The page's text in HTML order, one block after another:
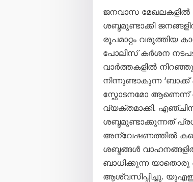
ജനവാസ മേഖലകളിൽ
ശബ്ദമുണ്ടാക്കി
രൂപമാറ്റം
പോലീസ് കർശന
വാർത്തകളിൽ
നിന്നുണ്ടാകുന്ന
സ്ഫോടനമോ ആണെന്ന്
വ്യക്തമാക്കി.
ശബ്ദമുണ്ടാക്കുന്നത്
അന്വേഷണത്തിൽ
ശബ്ദങ്ങൾ
ബാധിക്കുന്ന യാതൊരു
ആശ്വസിപ്പിച്ചു.